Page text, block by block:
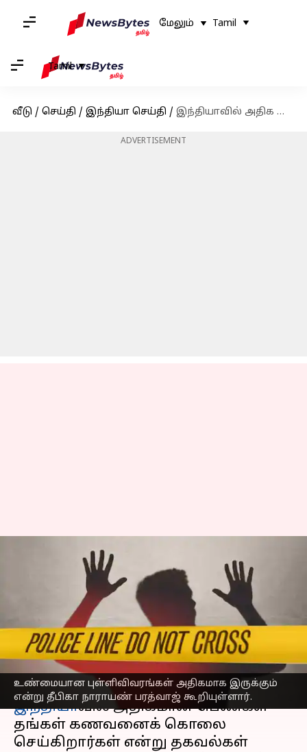
மேலும் Tamil
Tamil
வீடு / செய்தி / இந்தியா செய்தி / இந்தியாவில் அதிக ஆண்கள் மனைவிகளால் கொல்லப்படுகின்றனர்: ஆய்வில் தகவல்
ADVERTISEMENT
உண்மையான புள்ளிவிவரங்கள் அதிகமாக இருக்கும்
என்று தீபிகா நாராயண் பரத்வாஜ் கூறியுள்ளார்.
இந்தியாவில் அதிக
ஆண்கள் மனைவிகளால்
கொல்லப்படுகின்றனர்:
ஆய்வில் தகவல்
எழுதியவர் Sindhuja SM Apr 13, 2023 07:22 pm
செய்தி முன்னோட்டம்
இந்தியாவில் அதிகமான பெண்கள்
தங்கள் கணவனைக் கொலை
செய்கிறார்கள் என்று தகவல்கள்